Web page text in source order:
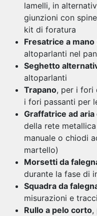
lamelli, in
giunzioni con
kit di foratura
Fresatrice a
altoparlanti nel
Seghetto
altoparlanti
Trapano, per i fori
i fori passanti per
Graffatrice ad
della rete
manuale o chiodi
martello)
Morsetti da
durante la fase di
Squadra da
misurazioni e
Rullo a pelo corto,